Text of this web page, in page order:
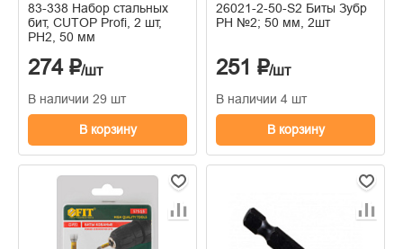
83-338 Набор стальных
бит, CUTOP Profi, 2 шт,
PH2, 50 мм
274 ₽/шт
В наличии 29 шт
В корзину
26021-2-50-S2 Биты Зубр
PH №2; 50 мм, 2шт
251 ₽/шт
В наличии 4 шт
В корзину